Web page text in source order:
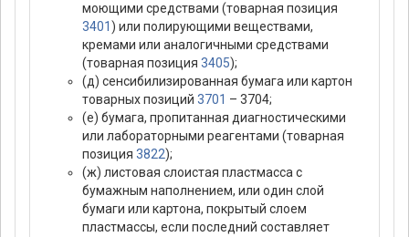
моющими средствами (товарная позиция
3401) или полирующими веществами,
кремами или аналогичными средствами
(товарная позиция 3405);
(д) сенсибилизированная бумага или картон
товарных позиций 3701 – 3704;
(е) бумага, пропитанная диагностическими
или лабораторными реагентами (товарная
позиция 3822);
(ж) листовая слоистая пластмасса с
бумажным наполнением, или один слой
бумаги или картона, покрытый слоем
пластмассы, если последний составляет